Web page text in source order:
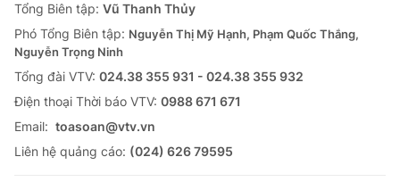
Tổng Biên tập: Vũ Thanh Thủy
Phó Tổng Biên tập: Nguyễn Thị Mỹ Hạnh, Phạm Quốc Thắng,
Nguyễn Trọng Ninh
Tổng đài VTV: 024.38 355 931 - 024.38 355 932
Ðiện thoại Thời báo VTV: 0988 671 671
Email: toasoan@vtv.vn
Liên hệ quảng cáo: (024) 626 79595